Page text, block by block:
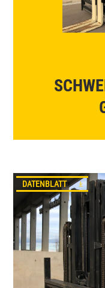
DATENBLATT